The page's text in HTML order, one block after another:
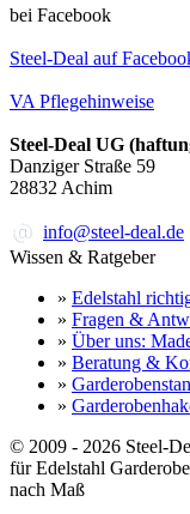
bei Facebook
Steel-Deal auf
VA Pflegehinweise
Steel-Deal UG
Danziger Straße 59
28832 Achim
info@steel-deal.de
Wissen & Ratgeber
» Edelstahl
» Fragen &
» Über uns:
» Beratung &
»
»
© 2009 - 2026 Steel-
für Edelstahl
nach Maß